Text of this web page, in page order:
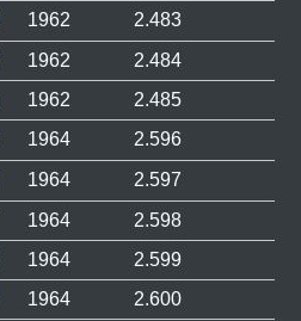
1962 2.483
1962 2.484
1962 2.485
1964 2.596
1964 2.597
1964 2.598
1964 2.599
1964 2.600